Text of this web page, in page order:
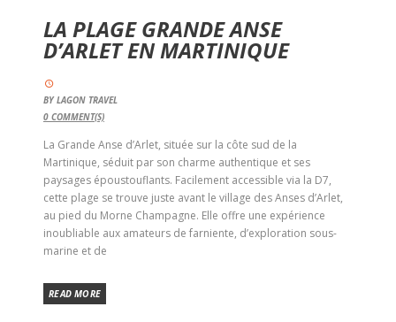
LA PLAGE GRANDE ANSE
D’ARLET EN MARTINIQUE
BYLAGON TRAVEL
0 COMMENT(S)
La Grande Anse d’Arlet, située sur la côte sud de la
Martinique, séduit par son charme authentique et ses
paysages époustouflants. Facilement accessible via la D7,
cette plage se trouve juste avant le village des Anses d’Arlet,
au pied du Morne Champagne. Elle offre une expérience
inoubliable aux amateurs de farniente, d’exploration sous-
marine et de
READ MORE